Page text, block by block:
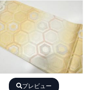
プレビュー